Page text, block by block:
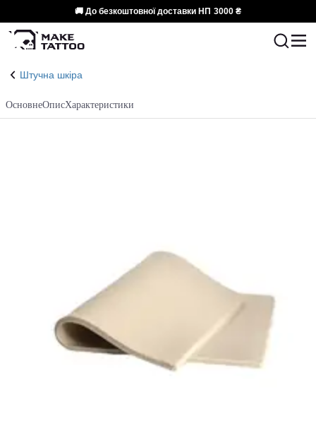
🚚 До безкоштовної доставки НП 3000 ₴
Штучна шкіра
ОсновнеОписХарактеристики